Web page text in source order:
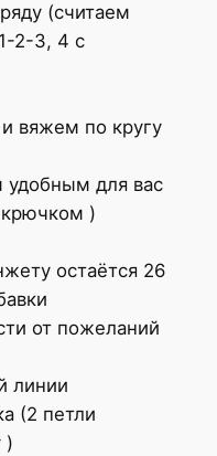
(считаем
2-3, 4 с
вяжем по кругу
для вас
)
остаётся 26
от пожеланий
линии
(2 петли
)